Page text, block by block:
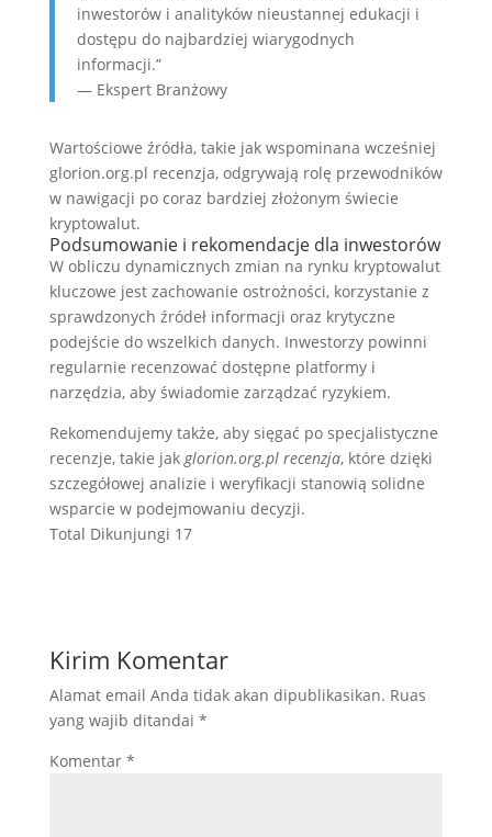
inwestorów i analityków nieustannej edukacji i
dostępu do najbardziej wiarygodnych
informacji.”
— Ekspert Branżowy
Wartościowe źródła, takie jak wspominana wcześniej
glorion.org.pl recenzja, odgrywają rolę przewodników
w nawigacji po coraz bardziej złożonym świecie
kryptowalut.
Podsumowanie i rekomendacje dla inwestorów
W obliczu dynamicznych zmian na rynku kryptowalut
kluczowe jest zachowanie ostrożności, korzystanie z
sprawdzonych źródeł informacji oraz krytyczne
podejście do wszelkich danych. Inwestorzy powinni
regularnie recenzować dostępne platformy i
narzędzia, aby świadomie zarządzać ryzykiem.
Rekomendujemy także, aby sięgać po specjalistyczne
recenzje, takie jakglorion.org.pl recenzja, które dzięki
szczegółowej analizie i weryfikacji stanowią solidne
wsparcie w podejmowaniu decyzji.
Total Dikunjungi 17
Kirim Komentar
Alamat email Anda tidak akan dipublikasikan. Ruas
yang wajib ditandai *
Komentar *